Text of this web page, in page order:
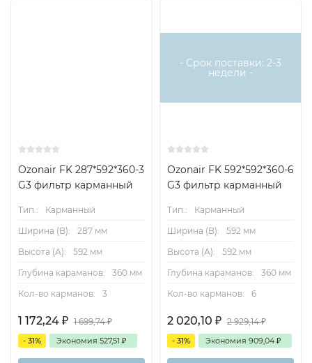
Ozonair FK 287*592*360-3
G3 фильтр карманный
Тип.:
Карманный
Ширина (B):
287 мм
Высота (А):
592 мм
Глубина караманов:
360 мм
Кол-во карманов:
3
1 172,24 ₽ 1 699,74₽
- 31% Экономия 527,51 ₽
- Срок поставки: 2-3
недели -
Ozonair FK 592*592*360-6
G3 фильтр карманный
Тип.:
Карманный
Ширина (B):
592 мм
Высота (А):
592 мм
Глубина караманов:
360 мм
Кол-во карманов:
6
2 020,10 ₽ 2 929,14₽
- 31% Экономия 909,04 ₽